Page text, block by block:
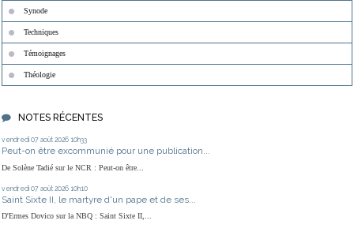
Synode
Techniques
Témoignages
Théologie
NOTES RÉCENTES
vendredi 07 août 2026 10h33
Peut-on être excommunié pour une publication...
De Solène Tadié sur le NCR : Peut-on être...
vendredi 07 août 2026 10h10
Saint Sixte II, le martyre d'un pape et de ses...
D'Ermes Dovico sur la NBQ : Saint Sixte II,...